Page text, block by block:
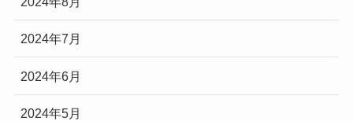
2024年7月
2024年6月
2024年5月